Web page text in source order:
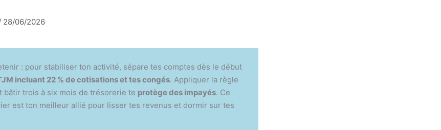
28/06/2026
: pour stabiliser ton activité, sépare tes comptes dès le début
incluant 22 % de cotisations et tes congés. Appliquer la règle
bâtir trois à six mois de trésorerie te protège des impayés. Ce
est ton meilleur allié pour lisser tes revenus et dormir sur tes